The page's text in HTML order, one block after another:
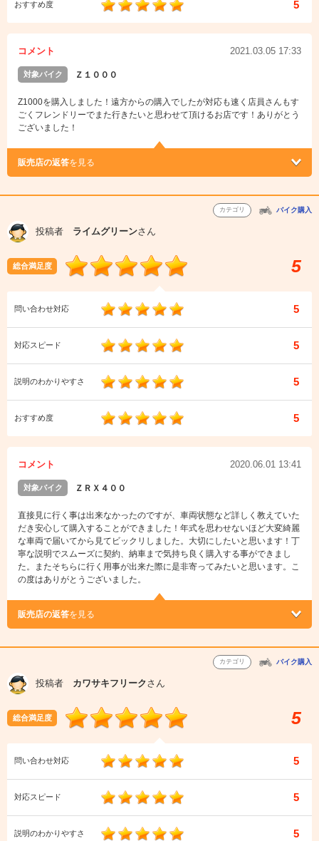
おすすめ度 5
コメント 2021.03.05 17:33
対象バイク Ｚ１０００
Z1000を購入しました！遠方からの購入でしたが対応も速く店員さんもす
ごくフレンドリーでまた行きたいと思わせて頂けるお店です！ありがとう
ございました！
販売店の返答を見る
カテゴリ バイク購入
投稿者 ライムグリーンさん
総合満足度 5
問い合わせ対応 5
対応スピード 5
説明のわかりやすさ 5
おすすめ度 5
コメント 2020.06.01 13:41
対象バイク ＺＲＸ４００
直接見に行く事は出来なかったのですが、車両状態など詳しく教えていた
だき安心して購入することができました！年式を思わせないほど大変綺麗
な車両で届いてから見てビックリしました。大切にしたいと思います！丁
寧な説明でスムーズに契約、納車まで気持ち良く購入する事ができまし
た。またそちらに行く用事が出来た際に是非寄ってみたいと思います。こ
の度はありがとうございました。
販売店の返答を見る
カテゴリ バイク購入
投稿者 カワサキフリークさん
総合満足度 5
問い合わせ対応 5
対応スピード 5
説明のわかりやすさ 5